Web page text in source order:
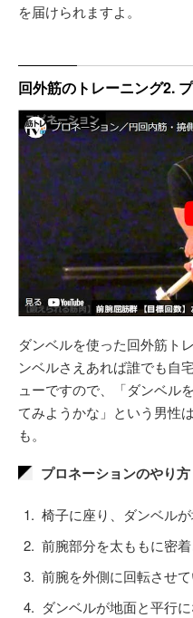
を届けられますよ。
回外筋のトレーニング2.
ダンベルを使った回外筋ト
ンベルさえあれば誰でも自
ューですので、「ダンベル
てみようかな」という男性
も。
プロネーションのやり方
椅子に座り、ダンベル
前腕部分を太ももに密
前腕を外側に回転させて
ダンベルが地面と平行